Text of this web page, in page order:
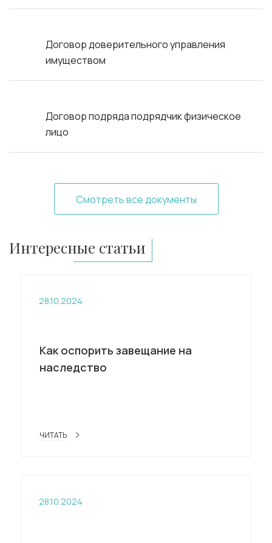
Договор доверительного управления
имуществом
Договор подряда подрядчик физическое
лицо
Смотреть все документы
Интересные статьи
28.10.2024
Как оспорить завещание на
наследство
ЧИТАТЬ
28.10.2024